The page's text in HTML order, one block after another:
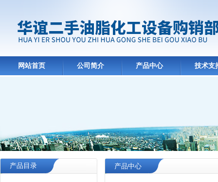
网站首页 公司简介 产品中心 技术支
产品目录 产品中心